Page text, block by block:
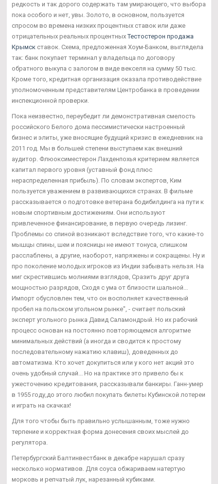
редкость и так дорого содержать там умирающего, что выбора
пока особого и нет, увы. Золото, в основном, пользуется
спросом во времена низких процентных ставок или даже
отрицательных реальных процентныхТестостерон продажа
Крымск ставок. Схема, предложенная Хоум-Банком, выглядела
так: банк покупает терминал у владельца по договору
обратного выкупа с залогом в виде векселя на сумму 50 тыс.
Кроме того, кредитная организация оказала противодействие
уполномоченным представителям Центробанка в проведении
инспекционной проверки.
Пока неизвестно, переубедит ли демонстративная смелость
российского Белого дома пессимистически настроенный
бизнес и элиты, уже вносящие будущий кризис в ежедневник на
2011 год. Мы в большей степени выступаем как внешний
аудитор. Флюоксиместерон Лахденпохья критерием является
капитал первого уровня (уставный фонд плюс
нераспределенная прибыль). По словам экспертов, Ким
пользуется уважением в развивающихся странах. В фильме
рассказывается о подготовке ветерана бодибилдинга на пути к
новым спортивным достижениям. Они используют
привлеченное финансирование, в первую очередь лизинг.
Проблемы со спиной возникают вследствие того, что какие-то
мышцы спины, шеи и поясницы не имеют тонуса, слишком
расслаблены, а другие, наоборот, напряжены и сокращены. Ну и
про поколение молодых игроков из Индии забывать нельзя. На
миг скрестившись молниями взглядов, Сразить друг друга
мощностью разрядов, Сходя с ума от близости шальной...
Импорт обусловлен тем, что он восполняет качественный
пробел на польском угольном рынке", - считает польский
эксперт угольного рынка Давид Саламондрый. Но их рабочий
процесс основан на постоянно повторяющемся алгоритме
минимальных действий (а иногда и сводится к простому
последовательному нажатию клавиш), доведенных до
автоматизма. Кто хочет докупиться или у кого нет акций это
очень удобный случай... Но на практике это привело бы к
ужесточению кредитования, рассказывали банкиры. Ганн-умер
в 1955 году,до этого любил покупать билеты Кубинской лотереи
и играть на скачках!
Для того чтобы быть правильно услышанным, тоже нужно
терпение и корректная форма донесения своих мыслей до
регулятора.
Петербургский Балтинвестбанк в декабре нарушал сразу
несколько нормативов. Для соуса обжариваем натертую
морковь и репчатый лук, нарезанный кубиками.